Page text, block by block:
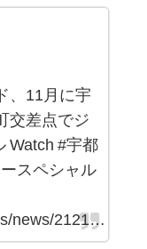
、11月に宇
交差点でジ
Watch #宇都
スペシャル
news/2121…